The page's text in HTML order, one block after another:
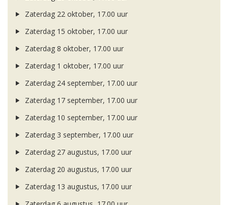
Zaterdag 22 oktober, 17.00 uur
Zaterdag 15 oktober, 17.00 uur
Zaterdag 8 oktober, 17.00 uur
Zaterdag 1 oktober, 17.00 uur
Zaterdag 24 september, 17.00 uur
Zaterdag 17 september, 17.00 uur
Zaterdag 10 september, 17.00 uur
Zaterdag 3 september, 17.00 uur
Zaterdag 27 augustus, 17.00 uur
Zaterdag 20 augustus, 17.00 uur
Zaterdag 13 augustus, 17.00 uur